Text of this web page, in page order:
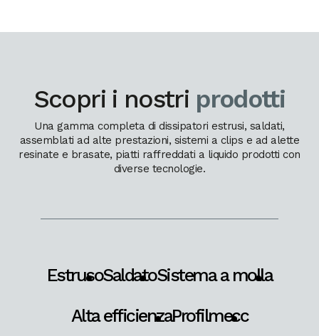
Scopri i nostri prodotti
Una gamma completa di dissipatori estrusi, saldati,
assemblati ad alte prestazioni, sistemi a clips e ad alette
resinate e brasate, piatti raffreddati a liquido prodotti con
diverse tecnologie.
EstrusoSaldatoSistema a molla
Alta efficienzaProfilmecc